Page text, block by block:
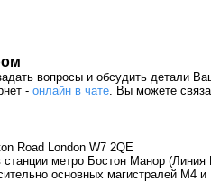
вопросы и обсудить детали
- онлайн в чате. Вы можете
Road London W7 2QE
метро Бостон Манор
основных магистралей М4